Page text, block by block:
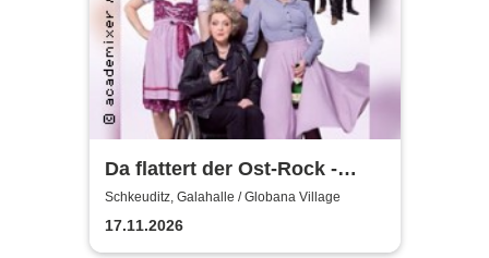
Da flattert der Ost-Rock -
H.Blank, A. Geißler, R.
Köbernick
Schkeuditz, Galahalle / Globana Village
17.11.2026